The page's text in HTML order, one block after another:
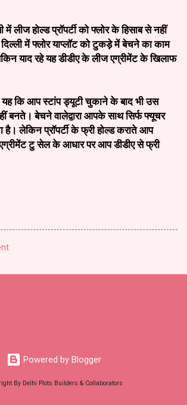
मेंलीजहोल्डप्रॉपर्टीकोफ्लोरकेहिसाबसेनहीं
दिल्लीमेंफ्लोरयाप्लॉटकोटुकड़ेमेंबेचनेकाकाम
यादरहेयहडीडीएकेलीजएग्रीमेंटकेखिलाफ
यहकिआपस्टांपड्यूटीचुकानेकेबादभीउस
बनते।बेचनेवालेद्वाराआपकेसाथसिर्फफ्यूचर
है।लेकिनप्रॉपर्टीकेफ्रीहोल्डकरातेआप
टुसेलकेआधारपरआपडीडीएसेफ्री
Powered by Blogger
By Delhi Plots Builders & Collaborators